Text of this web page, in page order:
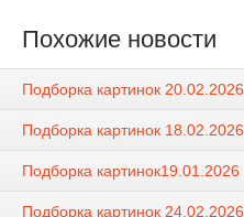
Похожие новости
Подборка картинок 20.02.2026
Подборка картинок 18.02.2026
Подборка картинок19.01.2026
Подборка картинок 24.02.2026